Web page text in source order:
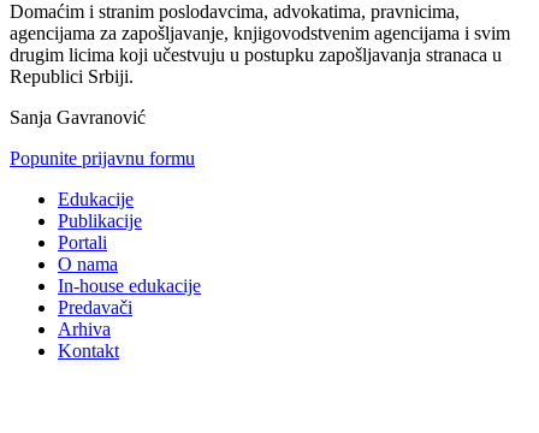
Domaćim i stranim poslodavcima, advokatima, pravnicima,
agencijama za zapošljavanje, knjigovodstvenim agencijama i svim
drugim licima koji učestvuju u postupku zapošljavanja stranaca u
Republici Srbiji.
Sanja Gavranović
Popunite prijavnu formu
Edukacije
Publikacije
Portali
O nama
In-house edukacije
Predavači
Arhiva
Kontakt